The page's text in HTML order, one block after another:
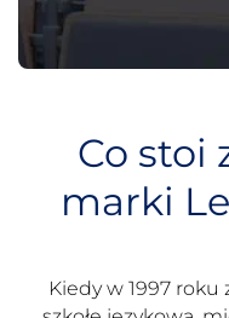
Co stoi
marki
Kiedy w 1997 roku